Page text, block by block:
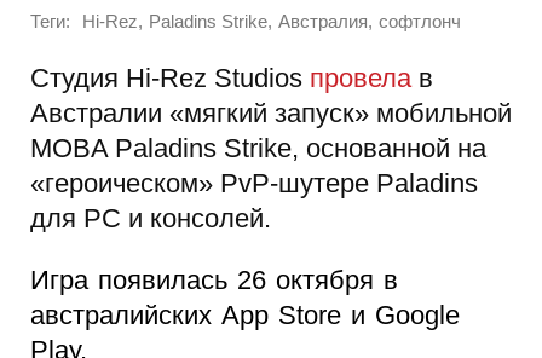
Теги: Hi-Rez, Paladins Strike, Австралия, софтлонч
Студия Hi-Rez Studios провела в
Австралии «мягкий запуск» мобильной
MOBA Paladins Strike, основанной на
«героическом» PvP-шутере Paladins
для PC и консолей.
Игра появилась 26 октября в
австралийских App Store и Google
Play.